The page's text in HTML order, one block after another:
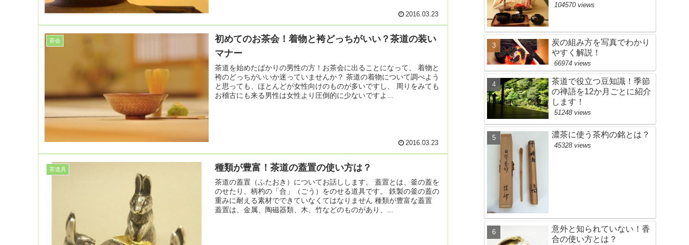
2016.03.23
茶会
初めてのお茶会！着物と袴どっちがいい？茶道の装い
マナー
茶道を始めたばかりの男性の方！お茶会に出ることになって、 着物と
袴のどっちがいいか迷っていませんか？ 茶道の着物について調べよう
と思っても、ほとんどが女性向けのものが多いですし、 周りをみても
お稽古にも来る男性は女性より圧倒的に少ないですよ...
2016.03.23
茶道具 種類が豊富！茶道の蓋置の使い方は？
茶道の蓋置（ふたおき）についてお話しします。 蓋置とは、釜の蓋を
のせたり、柄杓の「合」（ごう）をのせる道具です。 鉄製の釜の蓋の
重みに耐える素材でできていなくてはなりません 種類が豊富な蓋置
蓋置は、金属、陶磁器類、木、竹などのものがあり、...
104570 views
炭の組み方を写真でわかり
やすく解説！
66974 views
茶道で役立つ豆知識！季節
の禅語を12か月ごとに紹介
します！
51248 views
濃茶に使う茶杓の銘とは？
45328 views
意外と知られていない！香
合の使い方とは？